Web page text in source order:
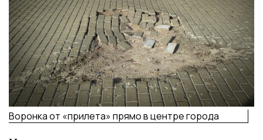
Воронка от «прилета» прямо в центре города